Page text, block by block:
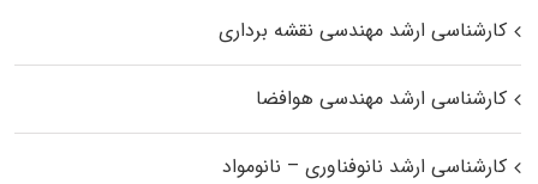
کارشناسی ارشد مهندسی نقشه برداری
کارشناسی ارشد مهندسی هوافضا
کارشناسی ارشد نانوفناوری – نانومواد